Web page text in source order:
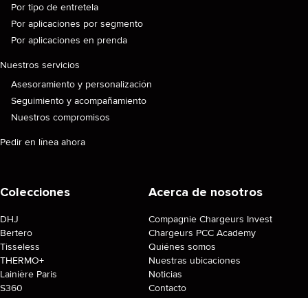
Por tipo de entretela
Por aplicaciones por segmento
Por aplicaciones en prenda
Nuestros servicios
Asesoramiento y personalización
Seguimiento y acompañamiento
Nuestros compromisos
Pedir en línea ahora
Colecciones
DHJ
Bertero
Tisseless
THERMO+
Lainière Paris
S360
Acerca de nosotros
Compagnie Chargeurs Invest
Chargeurs PCC Academy
Quiénes somos
Nuestras ubicaciones
Noticias
Contacto